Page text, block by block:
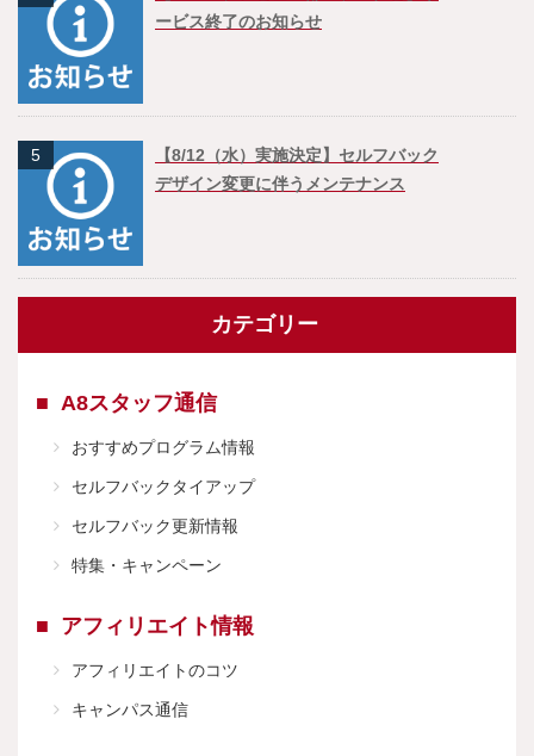
ービス終了のお知らせ
5
【8/12（水）実施決定】セルフバック
デザイン変更に伴うメンテナンス
カテゴリー
A8スタッフ通信
おすすめプログラム情報
セルフバックタイアップ
セルフバック更新情報
特集・キャンペーン
アフィリエイト情報
アフィリエイトのコツ
キャンパス通信